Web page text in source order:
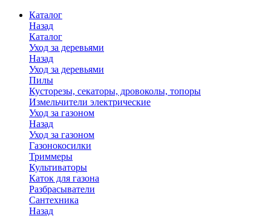
Каталог
Назад
Каталог
Уход за деревьями
Назад
Уход за деревьями
Пилы
Кусторезы, секаторы, дровоколы, топоры
Измельчители электрические
Уход за газоном
Назад
Уход за газоном
Газонокосилки
Триммеры
Культиваторы
Каток для газона
Разбрасыватели
Сантехника
Назад